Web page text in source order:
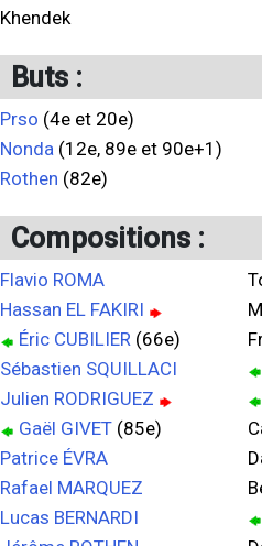
Khendek
Buts :
Prso (4e et 20e)
Nonda (12e, 89e et 90e+1)
Rothen (82e)
Compositions :
Flavio ROMA
Hassan EL FAKIRI
Éric CUBILIER (66e)
Sébastien SQUILLACI
Julien RODRIGUEZ
Gaël GIVET (85e)
Patrice ÉVRA
Rafael MARQUEZ
Lucas BERNARDI